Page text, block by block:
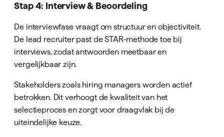
Stap 4: Interview & Beoordeling
De interviewfase vraagt om structuur en objectiviteit.
De lead recruiter past de STAR-methode toe bij
interviews, zodat antwoorden meetbaar en
vergelijkbaar zijn.
Stakeholders zoals hiring managers worden actief
betrokken. Dit verhoogt de kwaliteit van het
selectieproces en zorgt voor draagvlak bij de
uiteindelijke keuze.